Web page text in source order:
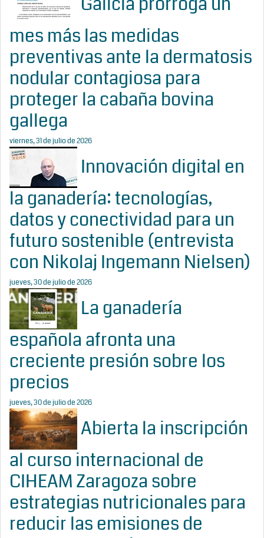
mes más las medidas
preventivas ante la dermatosis
nodular contagiosa para
proteger la cabaña bovina
gallega
viernes, 31 de julio de 2026
Innovación digital en
la ganadería: tecnologías,
datos y conectividad para un
futuro sostenible (entrevista
con Nikolaj Ingemann Nielsen)
jueves, 30 de julio de 2026
La ganadería
española afronta una
creciente presión sobre los
precios
jueves, 30 de julio de 2026
Abierta la inscripción
al curso internacional de
CIHEAM Zaragoza sobre
estrategias nutricionales para
reducir las emisiones de